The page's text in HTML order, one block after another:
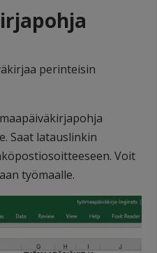
perinteisin
Saat latauslinkin
Voit
työmaalle.